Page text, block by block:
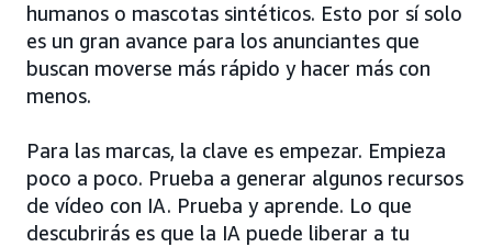
humanos o mascotas sintéticos. Esto por sí solo
es un gran avance para los anunciantes que
buscan moverse más rápido y hacer más con
menos.
Para las marcas, la clave es empezar. Empieza
poco a poco. Prueba a generar algunos recursos
de vídeo con IA. Prueba y aprende. Lo que
descubrirás es que la IA puede liberar a tu